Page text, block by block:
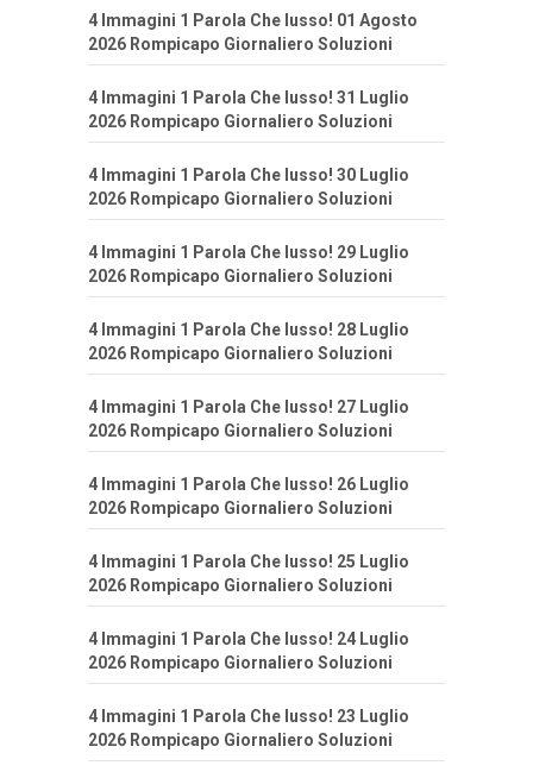
4 Immagini 1 Parola Che lusso! 01 Agosto
2026 Rompicapo Giornaliero Soluzioni
4 Immagini 1 Parola Che lusso! 31 Luglio
2026 Rompicapo Giornaliero Soluzioni
4 Immagini 1 Parola Che lusso! 30 Luglio
2026 Rompicapo Giornaliero Soluzioni
4 Immagini 1 Parola Che lusso! 29 Luglio
2026 Rompicapo Giornaliero Soluzioni
4 Immagini 1 Parola Che lusso! 28 Luglio
2026 Rompicapo Giornaliero Soluzioni
4 Immagini 1 Parola Che lusso! 27 Luglio
2026 Rompicapo Giornaliero Soluzioni
4 Immagini 1 Parola Che lusso! 26 Luglio
2026 Rompicapo Giornaliero Soluzioni
4 Immagini 1 Parola Che lusso! 25 Luglio
2026 Rompicapo Giornaliero Soluzioni
4 Immagini 1 Parola Che lusso! 24 Luglio
2026 Rompicapo Giornaliero Soluzioni
4 Immagini 1 Parola Che lusso! 23 Luglio
2026 Rompicapo Giornaliero Soluzioni